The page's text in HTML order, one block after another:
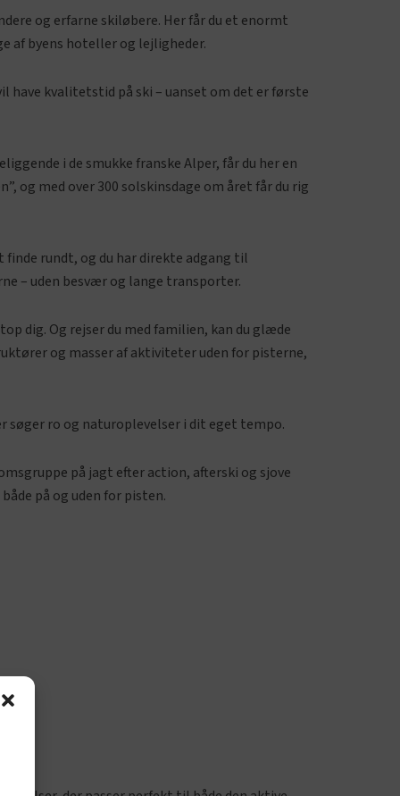
og erfarne skiløbere. Her får du et enormt
af byens hoteller og lejligheder.
have kvalitetstid på ski – uanset om det er første
i de smukke franske Alper, får du her en
og med over 300 solskinsdage om året får du rig
finde rundt, og du har direkte adgang til
– uden besvær og lange transporter.
dig. Og rejser du med familien, kan du glæde
og masser af aktiviteter uden for pisterne,
søger ro og naturoplevelser i dit eget tempo.
på jagt efter action, afterski og sjove
på og uden for pisten.